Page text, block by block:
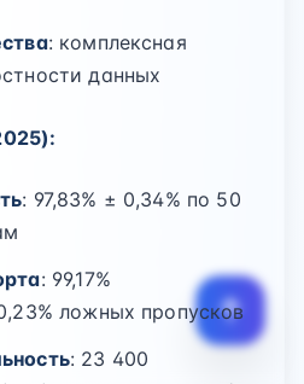
: комплексная
данных
: 97,83% ± 0,34% по 50
: 99,17%
ложных пропусков
: 23 400